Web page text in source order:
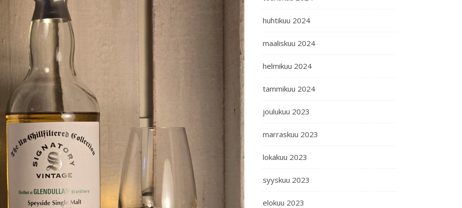
huhtikuu 2024
maaliskuu 2024
helmikuu 2024
tammikuu 2024
joulukuu 2023
marraskuu 2023
lokakuu 2023
syyskuu 2023
elokuu 2023